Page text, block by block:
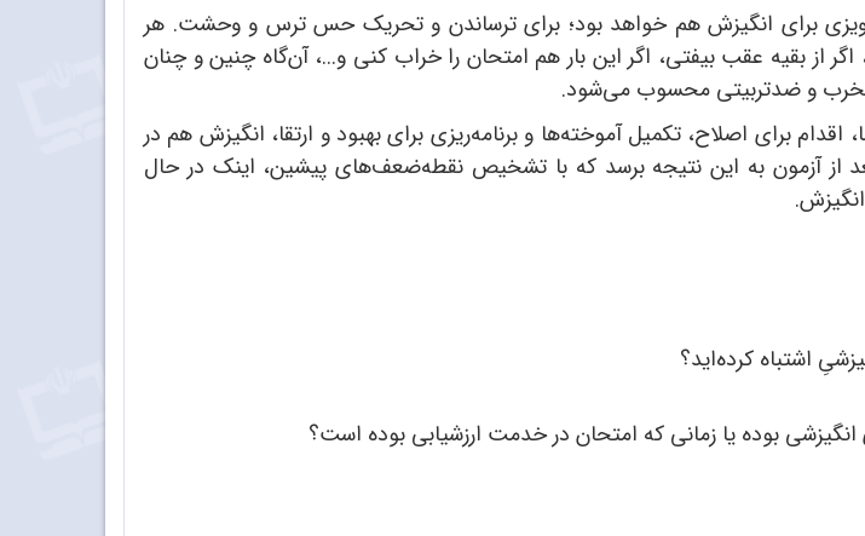
برای انگیزش هم خواهد بود؛ برای ترساندن و تحریک حس ترس و وحشت. هر
از بقیه عقب بیفتی، اگر این بار هم امتحان را خراب کنی و...، آنگاه چنین و چنان
مخرب و ضدتربیتی محسوب میشود.
اقدام برای اصلاح، تکمیل آموختهها و برنامهریزی برای بهبود و ارتقا، انگیزش هم در
از آزمون به این نتیجه برسد که با تشخیص نقطهضعفهای پیشین، اینک در حال
اشتباه کردهاید؟
بوده یا زمانی که امتحان در خدمت ارزشیابی بوده است؟